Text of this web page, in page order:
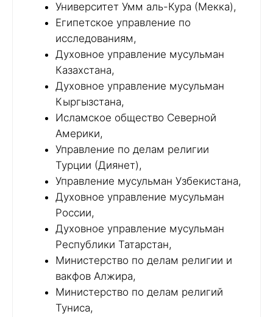
Университет Умм аль-Кура (Мекка),
Египетское управление по
исследованиям,
Духовное управление мусульман
Казахстана,
Духовное управление мусульман
Кыргызстана,
Исламское общество Северной
Америки,
Управление по делам религии
Турции (Диянет),
Управление мусульман Узбекистана,
Духовное управление мусульман
России,
Духовное управление мусульман
Республики Татарстан,
Министерство по делам религии и
вакфов Алжира,
Министерство по делам религий
Туниса,